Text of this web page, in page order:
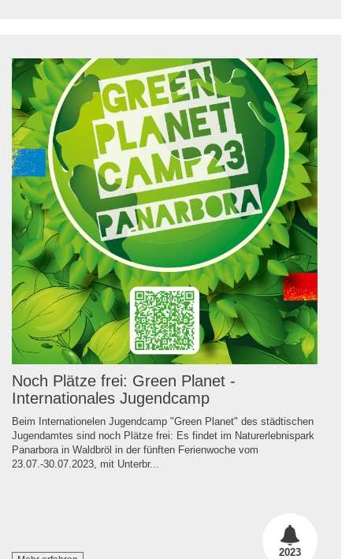
Noch Plätze frei: Green Planet -
Internationales Jugendcamp
Beim Internationelen Jugendcamp "Green Planet" des städtischen
Jugendamtes sind noch Plätze frei: Es findet im Naturerlebnispark
Panarbora in Waldbröl in der fünften Ferienwoche vom
23.07.-30.07.2023, mit Unterbr...
2023